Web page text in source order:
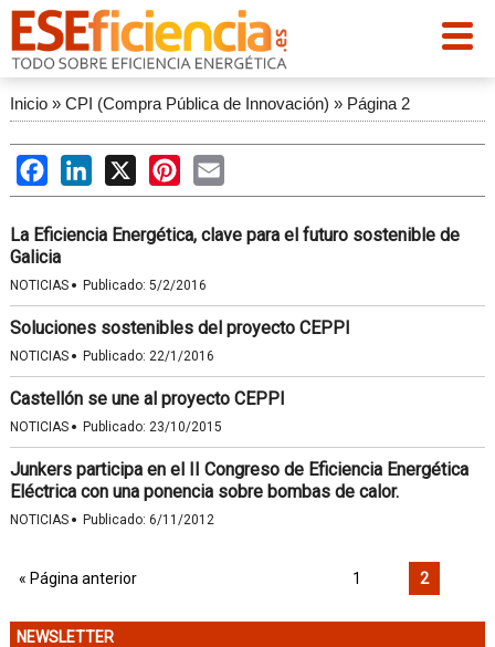
Inicio» CPI (Compra Pública de Innovación) » Página 2
FacebookLinkedIn
X PinterestEmail
La Eficiencia Energética, clave para el futuro sostenible de
Galicia
NOTICIAS · Publicado: 5/2/2016
Soluciones sostenibles del proyecto CEPPI
NOTICIAS · Publicado: 22/1/2016
Castellón se une al proyecto CEPPI
NOTICIAS · Publicado: 23/10/2015
Junkers participa en el II Congreso de Eficiencia Energética
Eléctrica con una ponencia sobre bombas de calor.
NOTICIAS · Publicado: 6/11/2012
« Página anterior 1 2
NEWSLETTER